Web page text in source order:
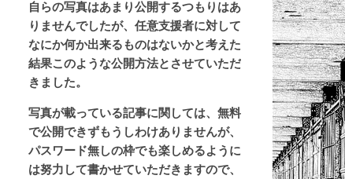
自らの写真はあまり公開するつもりはあ
りませんでしたが、任意支援者に対して
なにか何か出来るものはないかと考えた
結果このような公開方法とさせていただ
きました。
写真が載っている記事に関しては、無料
で公開できずもうしわけありませんが、
パスワード無しの枠でも楽しめるように
は努力して書かせていただきますので、